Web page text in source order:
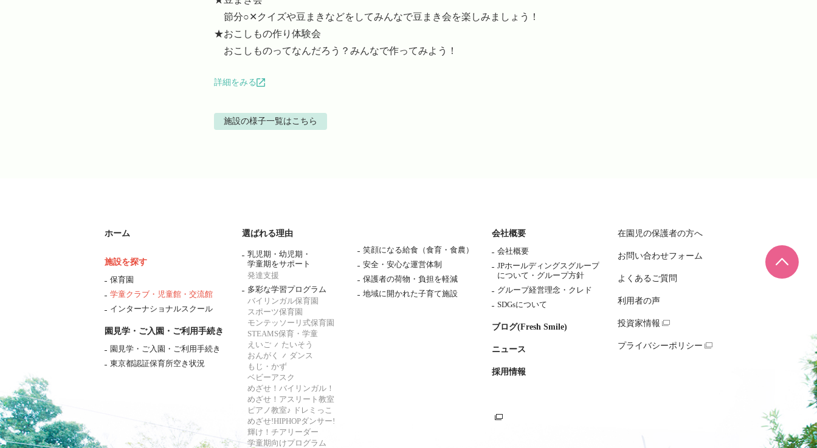
節分○✕クイズや豆まきなどをしてみんなで豆まき会を楽しみましょう！
★おこしもの作り体験会
おこしものってなんだろう？みんなで作ってみよう！
詳細をみる
施設の様子一覧はこちら
ページ
ホーム
施設を探す
保育園
学童クラブ・児童館・交流館
インターナショナルスクール
園見学・ご入園・ご利用手続き
園見学・ご入園・ご利用手続き
東京都認証保育所空き状況
選ばれる理由
乳児期・幼児期・
学童期をサポート
発達支援
多彩な学習プログラム
バイリンガル保育園
スポーツ保育園
モンテッソーリ式保育園
STEAMS保育・学童
えいご
たいそう
おんがく
ダンス
もじ・かず
ベビーアスク
めざせ！バイリンガル！
めざせ！アスリート教室
ピアノ教室♪ ドレミっこ
めざせ!HIPHOPダンサー!
輝け！チアリーダー
学童期向けプログラム
笑顔になる給食（食育・食農）
安全・安心な運営体制
保護者の荷物・負担を軽減
地域に開かれた子育て施設
会社概要
会社概要
JPホールディングスグループ
について・ グループ方針
グループ経営理念・クレド
SDGsについて
ブログ(Fresh Smile)
ニュース
採用情報
在園児の保護者の方へ
お問い合わせフォーム
よくあるご質問
利用者の声
投資家情報
プライバシーポリシー